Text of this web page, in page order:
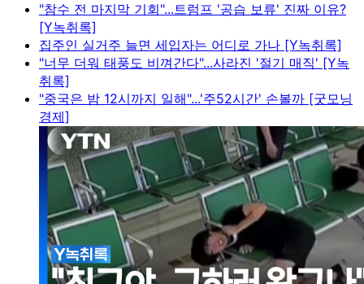
"참수 전 마지막 기회"...트럼프 '공습 보류' 진짜 이유?
[Y녹취록]
집주인 실거주 늘면 세입자는 어디로 가나 [Y녹취록]
"너무 더워 태풍도 비껴간다"...사라진 '절기 매직' [Y녹
취록]
"중국은 밤 12시까지 일해"...'주52시간' 손볼까 [굿모닝
경제]